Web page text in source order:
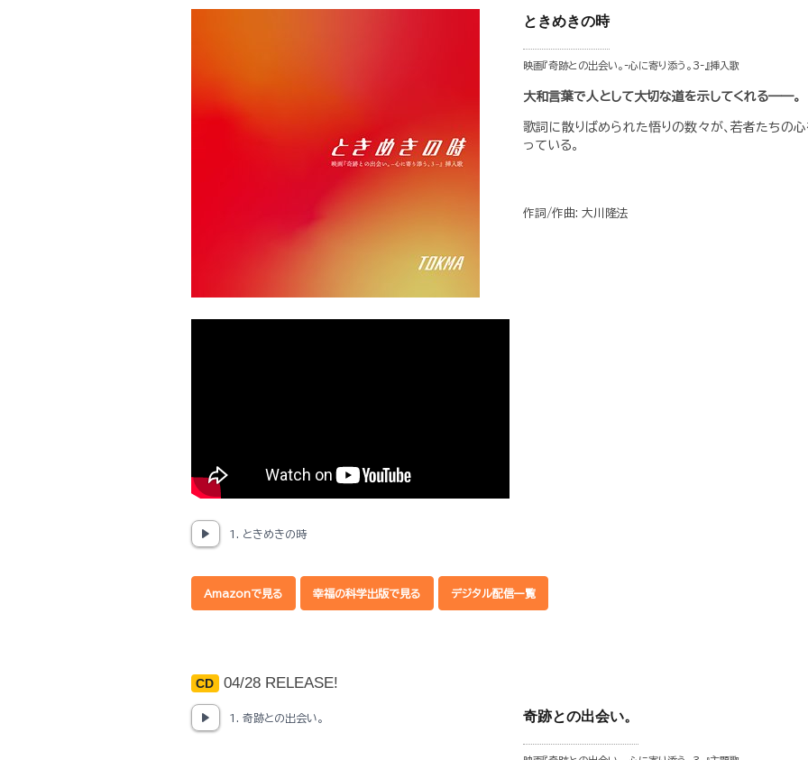
1. ときめきの時
ときめきの時
映画『奇跡との出会い。-心に寄り添う。3-』挿入歌
大和言葉で人として大切な道を示してくれる——。
歌詞に散りばめられた悟りの数々が、若者たちの
っている。
作詞/作曲: 大川隆法
Amazonで見る 幸福の科学出版で見る デジタル配信一覧
CD 04/28 RELEASE!
1. 奇跡との出会い。 奇跡との出会い。